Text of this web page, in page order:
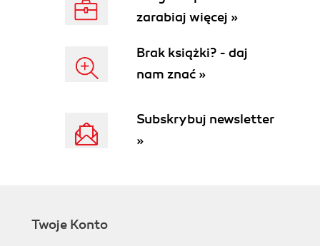
zarabiaj więcej »
Brak książki? - daj
nam znać »
Subskrybuj newsletter
»
Twoje Konto